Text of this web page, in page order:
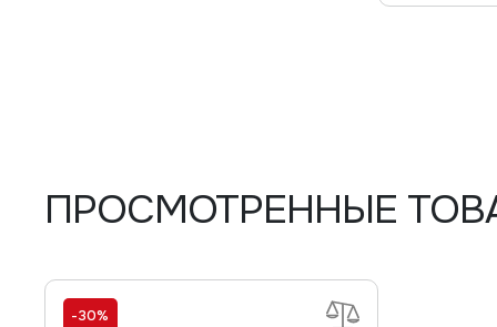
ПРОСМОТРЕННЫЕ
-30%